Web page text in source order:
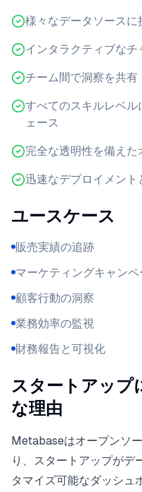
様々なデータソースに
インタラクティブな
チーム間で洞察を共有
すべてのスキルレベル
ェース
完全な透明性を備えた
迅速なデプロイメント
ユースケース
販売実績の追跡
マーケティングキャン
顧客行動の洞察
業務効率の監視
財務報告と可視化
スタートアップ
な理由
Metabaseはオープンソ
り、スタートアップがデ
タマイズ可能なダッシュ